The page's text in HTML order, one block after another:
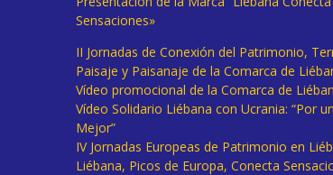
Sensaciones»
II Jornadas de Conexión del Patrimonio,
Paisaje y Paisanaje de la Comarca de
Vídeo promocional de la Comarca de
Vídeo Solidario Liébana con Ucrania: “Por
Mejor”
IV Jornadas Europeas de Patrimonio en
Liébana, Picos de Europa, Conecta